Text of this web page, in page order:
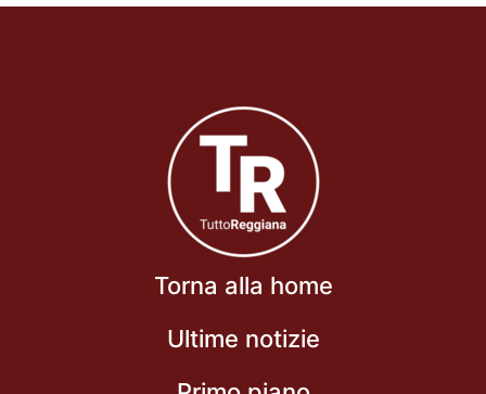
Torna alla home
Ultime notizie